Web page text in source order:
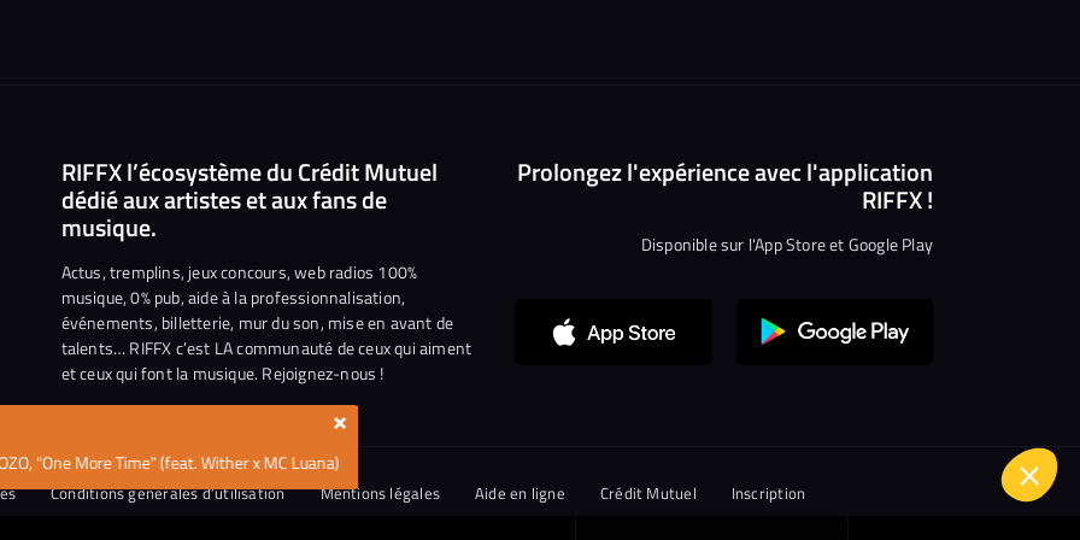
RIFFX l’écosystème du Crédit Mutuel
dédié aux artistes et aux fans de
musique.
Actus, tremplins, jeux concours, web radios 100%
musique, 0% pub, aide à la professionnalisation,
événements, billetterie, mur du son, mise en avant de
talents… RIFFX c’est LA communauté de ceux qui aiment
et ceux qui font la musique. Rejoignez-nous !
Prolongez l'expérience avec l'application
RIFFX !
Disponible sur l'App Store et Google Play
Conditions générales d’utilisation Mentions légales Aide en ligne Crédit Mutuel
Inscription
×
"One More Time" (feat. Wither x MC Luana)